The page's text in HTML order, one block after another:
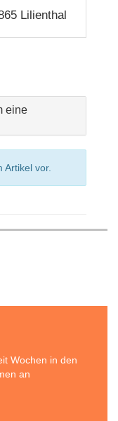
Lilienthal
eine
Artikel vor.
Wochen in den
an